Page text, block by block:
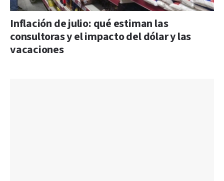
Inflación de julio: qué estiman las
consultoras y el impacto del dólar y las
vacaciones